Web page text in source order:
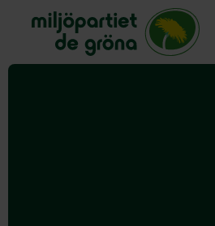
Miljöpartiet de gröna, startsida